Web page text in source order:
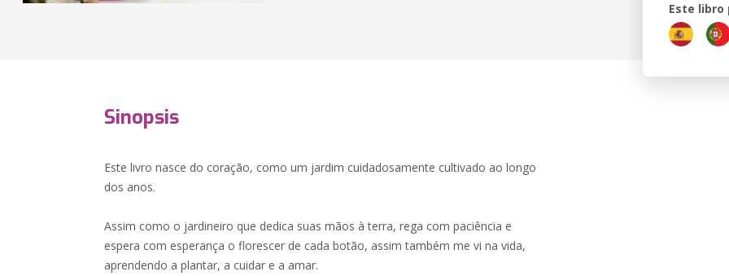
Este libro
Sinopsis
Este livro nasce do coração, como um jardim cuidadosamente cultivado ao longo
dos anos.
Assim como o jardineiro que dedica suas mãos à terra, rega com paciência e
espera com esperança o florescer de cada botão, assim também me vi na vida,
aprendendo a plantar, a cuidar e a amar.